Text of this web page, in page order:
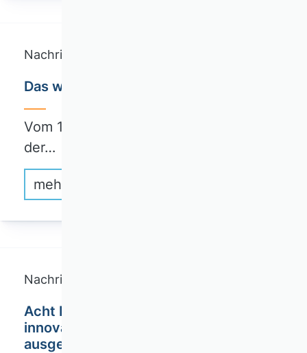
Nachricht
Das war die VHB Tagung 2026
Vom 18. bis 20. März 2026 fand an
der…
mehr erfahren
Nachricht
Acht Fit-for-Funding-Fellows 2026 für
innovative Projektvorschläge
ausgezeichnet